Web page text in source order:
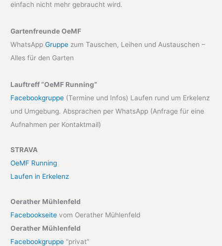
einfach nicht mehr gebraucht wird.
Gartenfreunde OeMF
WhatsAppGruppe zum Tauschen, Leihen und Austauschen –
Alles für den Garten
Lauftreff “OeMF Running”
Facebookgruppe (Termine und Infos) Laufen rund um Erkelenz
und Umgebung. Absprachen per WhatsApp (Anfrage für eine
Aufnahmen per Kontaktmail)
STRAVA
OeMF Running
Laufen in Erkelenz
Oerather Mühlenfeld
Facebookseite vom Oerather Mühlenfeld
Oerather Mühlenfeld
Facebookgruppe “privat”